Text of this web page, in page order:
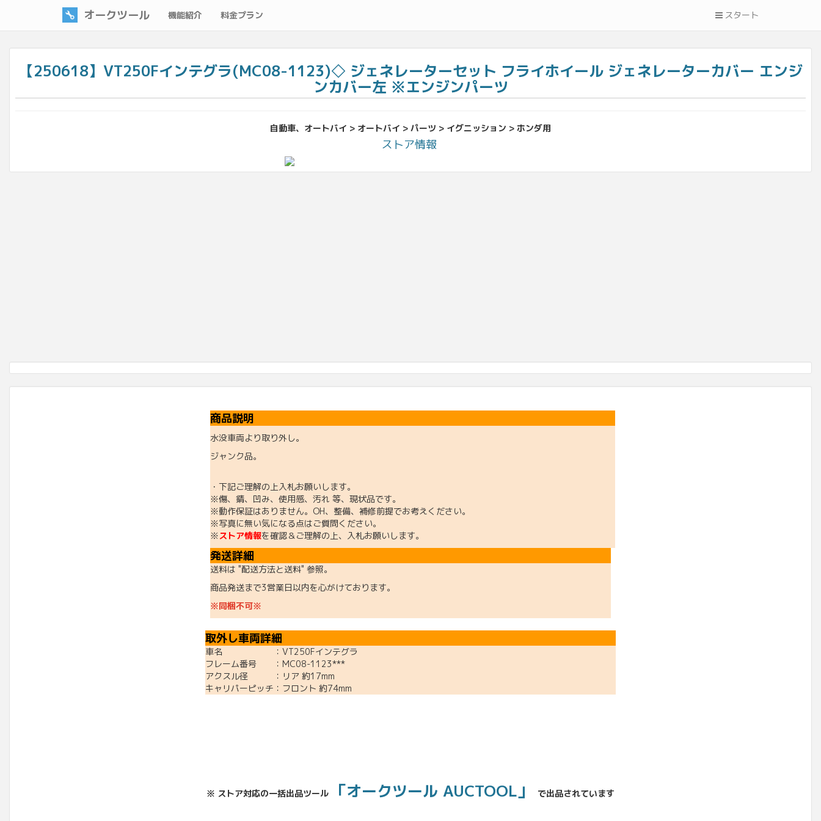
オークツール 機能紹介 料金プラン スタート
【250618】VT250Fインテグラ(MC08-1123)◇ ジェネレーターセット フライホイール ジェネレーターカバー エンジ
ンカバー左 ※エンジンパーツ
自動車、オートバイ > オートバイ > パーツ > イグニッション > ホンダ用
ストア情報
商品説明
水没車両より取り外し。
ジャンク品。
・下記ご理解の上入札お願いします。
※傷、錆、凹み、使用感、汚れ 等、現状品です。
※動作保証はありません。OH、整備、補修前提でお考えください。
※写真に無い気になる点はご質問ください。
※ストア情報を確認＆ご理解の上、入札お願いします。
発送詳細
送料は "配送方法と送料" 参照。
商品発送まで3営業日以内を心がけております。
※同梱不可※
取外し車両詳細
車名 ：VT250Fインテグラ
フレーム番号 ：MC08-1123***
アクスル径 ：リア 約17mm
キャリパーピッチ：フロント 約74mm
※ ストア対応の一括出品ツール 「オークツール AUCTOOL」 で出品されています